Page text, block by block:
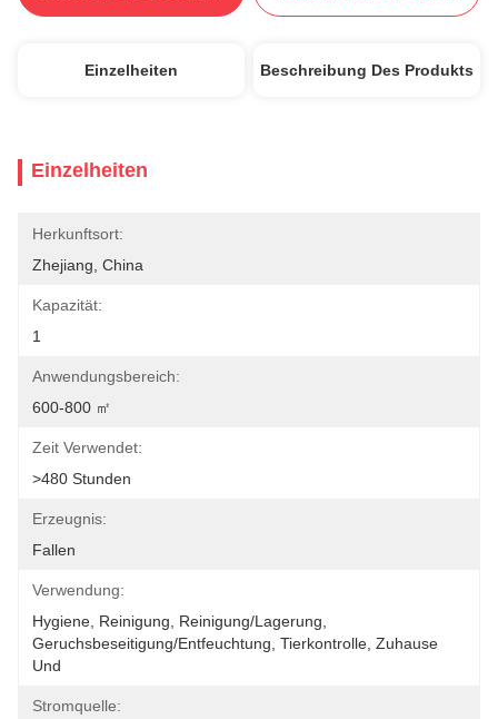
Einzelheiten Beschreibung Des Produkts
Einzelheiten
Herkunftsort:
Zhejiang, China
Kapazität:
1
Anwendungsbereich:
600-800 ㎡
Zeit Verwendet:
>480 Stunden
Erzeugnis:
Fallen
Verwendung:
Hygiene, Reinigung, Reinigung/Lagerung,
Geruchsbeseitigung/Entfeuchtung, Tierkontrolle, Zuhause
Und
Stromquelle: